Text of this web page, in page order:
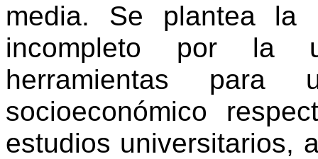
media. Se plantea la
incompleto por la
herramientas para
socioeconómico
estudios universitarios,